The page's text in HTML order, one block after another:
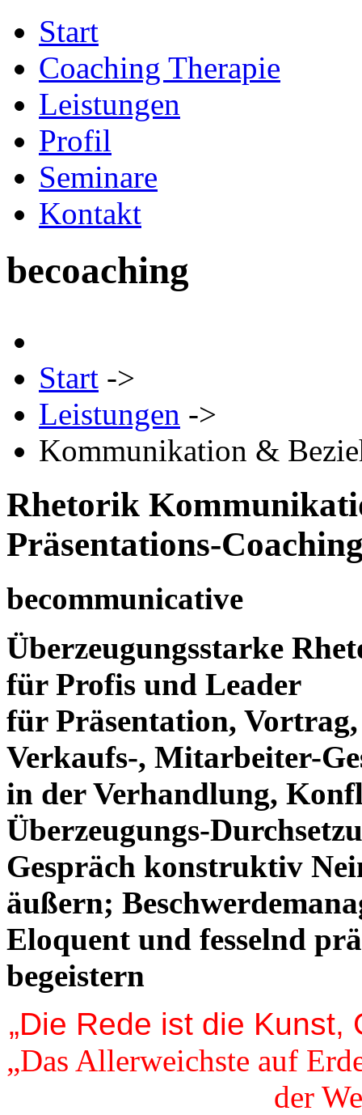
Start
Coaching Therapie
Leistungen
Profil
Seminare
Kontakt
becoaching
Start ->
Leistungen ->
Kommunikation &
Rhetorik
Präsentations-
becommunicative
Überzeugungsstarke
für Profis und Leader
für Präsentation,
Verkaufs-, Mitarbeiter-
in der Verhandlung,
Überzeugungs-
Gespräch konstruktiv
äußern;
Eloquent und fesselnd
begeistern
„Die Rede ist die Kunst,
„Das Allerweichste auf
der